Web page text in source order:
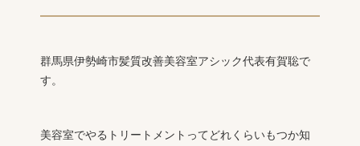
群馬県伊勢崎市髪質改善美容室アシック代表有賀聡で
す。
美容室でやるトリートメントってどれくらいもつか知